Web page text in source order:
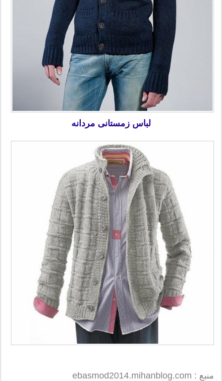
لباس زمستانی مردانه
منبع : ebasmod2014.mihanblog.com